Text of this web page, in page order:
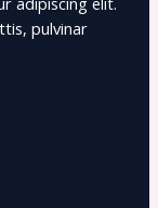
pulvinar